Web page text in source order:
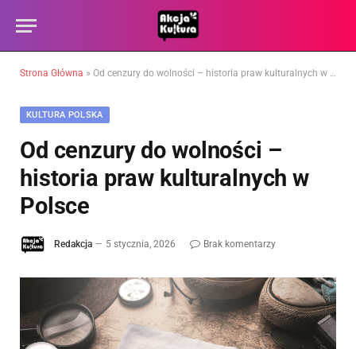
Strona Główna » Od cenzury do wolności – historia praw kulturalnych w Polsce
KULTURA POLSKA
Od cenzury do wolności –
historia praw kulturalnych w
Polsce
Redakcja 5 stycznia, 2026 Brak komentarzy